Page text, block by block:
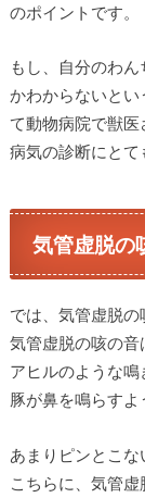
のポイントです。
もし、自分のわ
かわからないと
て動物病院で獣医
病気の診断にとて
気管虚脱の
では、気管虚脱の
気管虚脱の咳の音
アヒルのような鳴
豚が鼻を鳴らすよ
あまりピンとこな
こちらに、気管